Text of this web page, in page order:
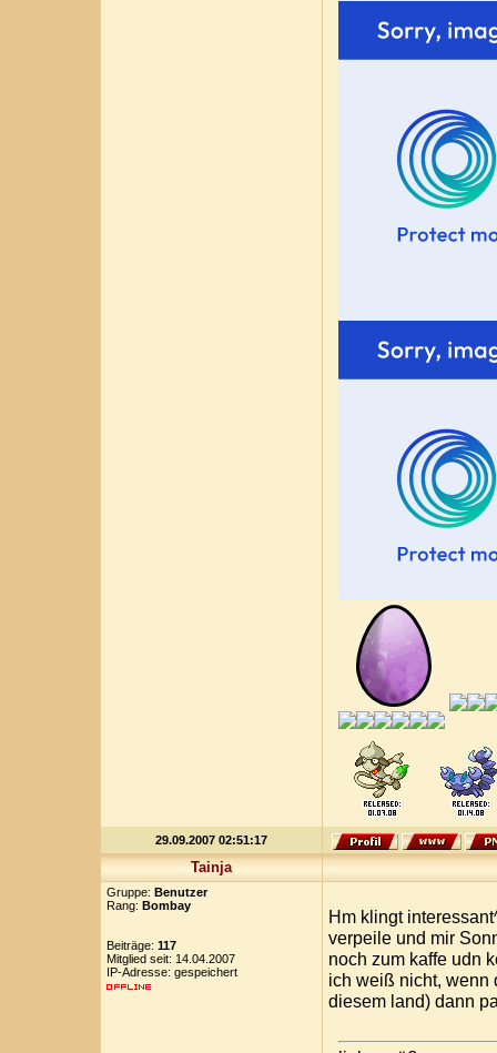
29.09.2007 02:51:17
Tainja
Gruppe: Benutzer
Rang: Bombay
Beiträge: 117
Mitglied seit: 14.04.2007
IP-Adresse: gespeichert
Hm klingt
verpeile und mir
noch zum kaffe udn
ich weiß nicht, wenn
diesem land) dann